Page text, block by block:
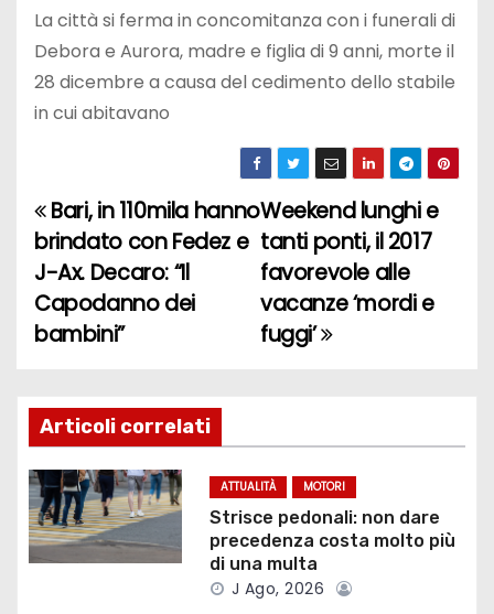
La città si ferma in concomitanza con i funerali di
Debora e Aurora, madre e figlia di 9 anni, morte il
28 dicembre a causa del cedimento dello stabile
in cui abitavano
N
a
v
g
a
z
i
Weekend lunghi e
tanti ponti, il 2017
favorevole alle
vacanze ‘mordi e
fuggi’
Bari, in 110mila hanno
brindato con Fedez e
J-Ax. Decaro: “Il
Capodanno dei
bambini”
Articoli correlati
ATTUALITÀ MOTORI
Strisce pedonali: non dare
precedenza costa molto più
di una multa
J Ago, 2026